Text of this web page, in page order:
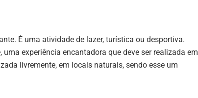
É uma atividade de lazer, turística ou desportiva.
experiência encantadora que deve ser realizada em
livremente, em locais naturais, sendo esse um